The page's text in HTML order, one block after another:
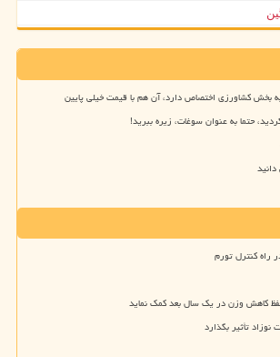
حتما به عنوان سوغات، زیره ببرید!
راه کنترل تورم
تأثیر بگذارد